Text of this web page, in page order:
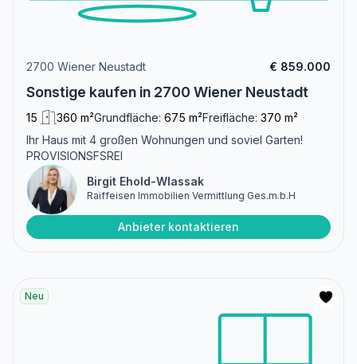
2700 Wiener Neustadt € 859.000
Sonstige kaufen in 2700 Wiener Neustadt
15 360 m²Grundfläche: 675 m²Freifläche: 370 m²
Ihr Haus mit 4 großen Wohnungen und soviel Garten!
PROVISIONSFSREI
Birgit Ehold-Wlassak
Raiffeisen Immobilien Vermittlung Ges.m.b.H
Anbieter kontaktieren
Neu